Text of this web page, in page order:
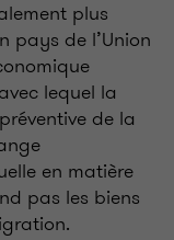
plus
pays de l’Union
lequel la
de la
en matière
pas les biens